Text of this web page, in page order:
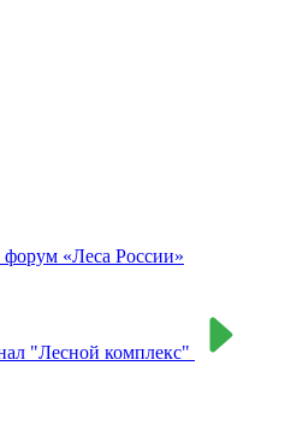
«Леса России»
"Лесной комплекс"